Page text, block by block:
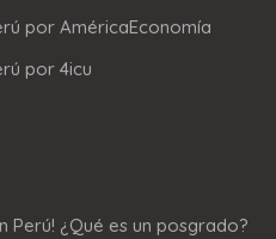
por AméricaEconomía
por 4icu
Perú! ¿Qué es un posgrado?